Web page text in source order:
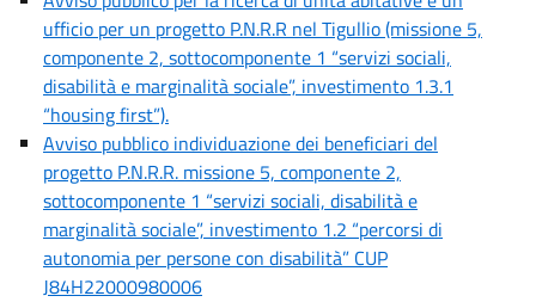
ufficio per un progetto P.N.R.R nel Tigullio (missione 5,
componente 2, sottocomponente 1 “servizi sociali,
disabilità e marginalità sociale”, investimento 1.3.1
“housing first”).
Avviso pubblico individuazione dei beneficiari del
progetto P.N.R.R. missione 5, componente 2,
sottocomponente 1 “servizi sociali, disabilità e
marginalità sociale”, investimento 1.2 “percorsi di
autonomia per persone con disabilità” CUP
J84H22000980006